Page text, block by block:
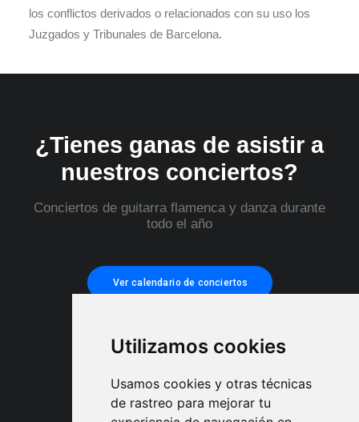
Utilizamos cookies
Usamos cookies y otras técnicas
de rastreo para mejorar tu
los conflictos derivados o relacionados con su uso los
Juzgados y Tribunales de Barcelona.
¿Tienes ganas de asistir a
nuestros conciertos?
Conciertos de guitarra flamenca y danza durante
todo el año
Ver calendario de conciertos